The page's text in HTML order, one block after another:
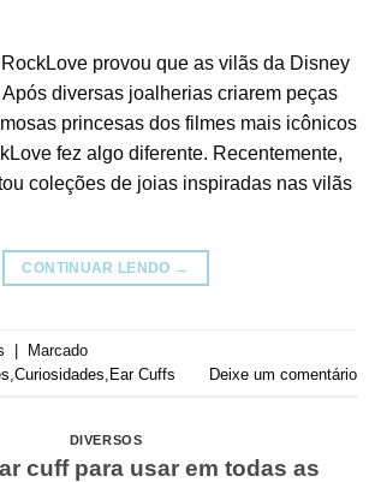
provou que as vilãs da Disney
diversas joalherias criarem peças
princesas dos filmes mais icônicos
fez algo diferente. Recentemente,
coleções de joias inspiradas nas vilãs
CONTINUAR LENDO →
| Marcado
Curiosidades Ear Cuffs Deixe um comentário
DIVERSOS
cuff para usar em todas as